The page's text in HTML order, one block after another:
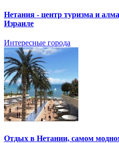
Нетания - центр туризма и
Израиле
Интересные города
Отдых в Нетании, самом